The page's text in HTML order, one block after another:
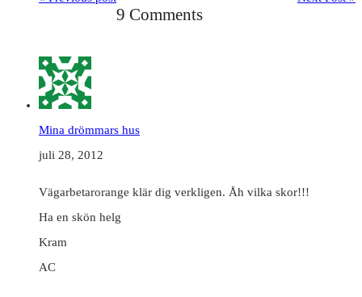
9 Comments
Mina drömmars hus
juli 28, 2012
Vägarbetarorange klär dig verkligen. Åh vilka skor!!!
Ha en skön helg
Kram
AC